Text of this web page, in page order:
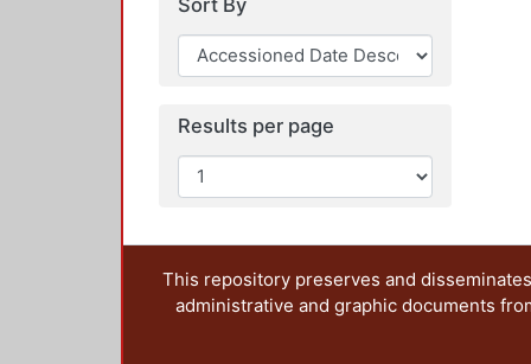
Sort By
Results per page
This repository preserves and
administrative and graphic documents